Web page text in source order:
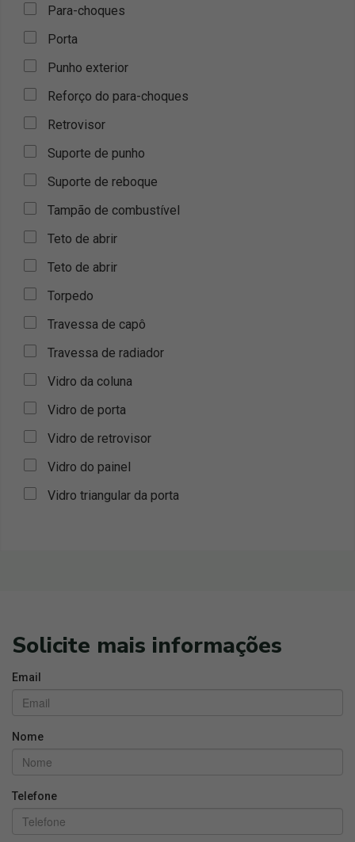
Para-choques
Porta
Punho exterior
Reforço do para-choques
Retrovisor
Suporte de punho
Suporte de reboque
Tampão de combustível
Teto de abrir
Teto de abrir
Torpedo
Travessa de capô
Travessa de radiador
Vidro da coluna
Vidro de porta
Vidro de retrovisor
Vidro do painel
Vidro triangular da porta
Solicite mais informações
Email
Nome
Telefone